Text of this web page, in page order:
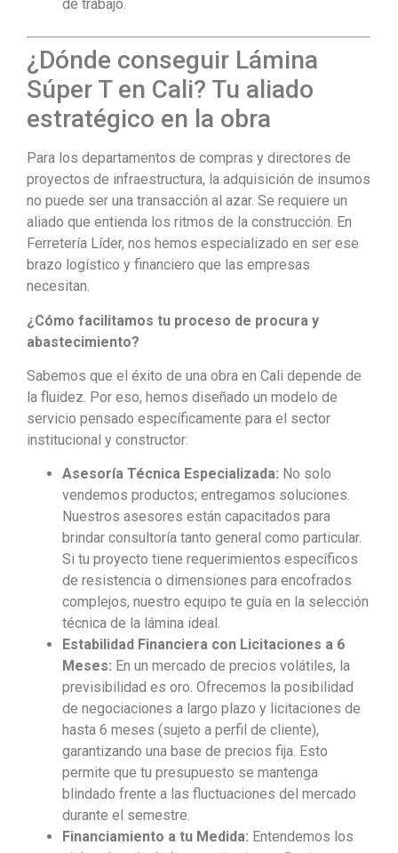
de trabajo.
¿Dónde conseguir Lámina
Súper T en Cali? Tu aliado
estratégico en la obra
Para los departamentos de compras y directores de
proyectos de infraestructura, la adquisición de insumos
no puede ser una transacción al azar. Se requiere un
aliado que entienda los ritmos de la construcción. En
Ferretería Líder, nos hemos especializado en ser ese
brazo logístico y financiero que las empresas
necesitan.
¿Cómo facilitamos tu proceso de procura y
abastecimiento?
Sabemos que el éxito de una obra en Cali depende de
la fluidez. Por eso, hemos diseñado un modelo de
servicio pensado específicamente para el sector
institucional y constructor:
Asesoría Técnica Especializada: No solo
vendemos productos; entregamos soluciones.
Nuestros asesores están capacitados para
brindar consultoría tanto general como particular.
Si tu proyecto tiene requerimientos específicos
de resistencia o dimensiones para encofrados
complejos, nuestro equipo te guía en la selección
técnica de la lámina ideal.
Estabilidad Financiera con Licitaciones a 6
Meses: En un mercado de precios volátiles, la
previsibilidad es oro. Ofrecemos la posibilidad
de negociaciones a largo plazo y licitaciones de
hasta 6 meses (sujeto a perfil de cliente),
garantizando una base de precios fija. Esto
permite que tu presupuesto se mantenga
blindado frente a las fluctuaciones del mercado
durante el semestre.
Financiamiento a tu Medida: Entendemos los